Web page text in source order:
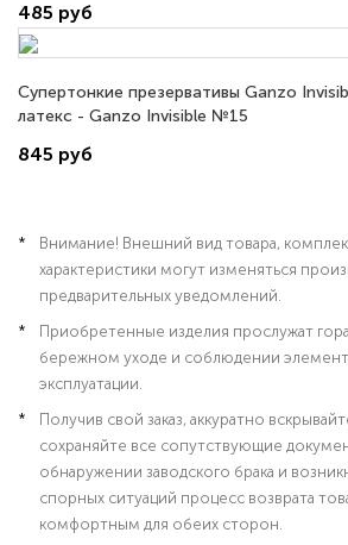
485 руб
Супертонкие презервативы Ganzo
латекс - Ganzo Invisible №15
845 руб
Внимание! Внешний вид товара,
характеристики могут изменяться
предварительных уведомлений.
Приобретенные изделия прослужат
бережном уходе и соблюдении
эксплуатации.
Получив свой заказ, аккуратно
сохраняйте все сопутствующие
обнаружении заводского брака и
спорных ситуаций процесс возврата
комфортным для обеих сторон.